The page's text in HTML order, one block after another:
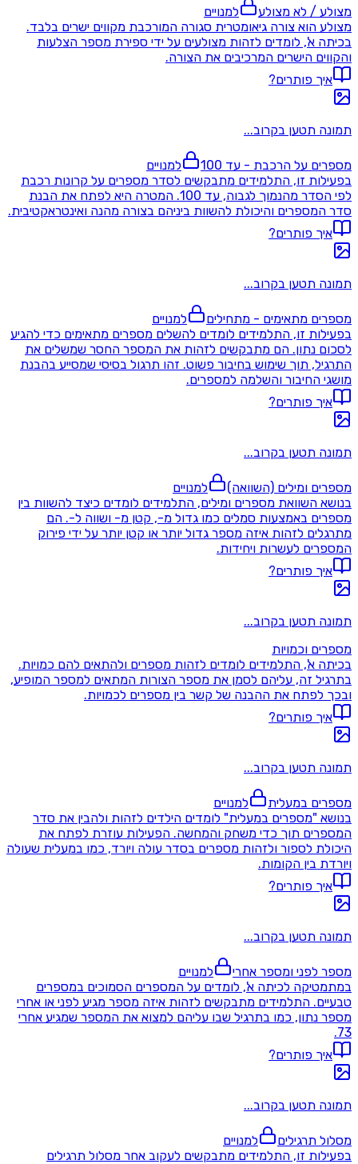
מצולע / לא מצולע
למנויים
מצולע הוא צורה גיאומטרית סגורה המורכבת מקווים ישרים בלבד.
בכיתה א', לומדים לזהות מצולעים על ידי ספירת מספר הצלעות
והקווים הישרים המרכיבים את הצורה.
איך פותרים?
תמונה תטען בקרוב...
מספרים על הרכבת - עד 100
למנויים
בפעילות זו, התלמידים מתבקשים לסדר מספרים על קרונות רכבת
לפי הסדר מהנמוך לגבוה, עד 100. המטרה היא לפתח את הבנת
סדר המספרים והיכולת להשוות ביניהם בצורה מהנה ואינטראקטיבית.
איך פותרים?
תמונה תטען בקרוב...
מספרים מתאימים - מתחילים
למנויים
בפעילות זו, התלמידים לומדים להשלים מספרים מתאימים כדי להגיע
לסכום נתון. הם מתבקשים לזהות את המספר החסר שמשלים את
התרגיל, תוך שימוש בחיבור פשוט. זהו תרגול בסיסי שמסייע בהבנת
מושגי החיבור והשלמה למספרים.
איך פותרים?
תמונה תטען בקרוב...
מספרים ומילים (השוואה)
למנויים
בנושא השוואת מספרים ומילים, התלמידים לומדים כיצד להשוות בין
מספרים באמצעות סמלים כמו גדול מ-, קטן מ- ושווה ל-. הם
מתרגלים לזהות איזה מספר גדול יותר או קטן יותר על ידי פירוק
המספרים לעשרות ויחידות.
איך פותרים?
תמונה תטען בקרוב...
מספרים וכמויות
בכיתה א', התלמידים לומדים לזהות מספרים ולהתאים להם כמויות.
בתרגיל זה, עליהם לסמן את מספר הצורות המתאים למספר המופיע,
ובכך לפתח את ההבנה של קשר בין מספרים לכמויות.
איך פותרים?
תמונה תטען בקרוב...
מספרים במעלית
למנויים
בנושא "מספרים במעלית" לומדים הילדים לזהות ולהבין את סדר
המספרים תוך כדי משחק והמחשה. הפעילות עוזרת לפתח את
היכולת לספור ולזהות מספרים בסדר עולה ויורד, כמו במעלית שעולה
ויורדת בין הקומות.
איך פותרים?
תמונה תטען בקרוב...
מספר לפני ומספר אחרי
למנויים
במתמטיקה לכיתה א', לומדים על המספרים הסמוכים במספרים
טבעיים. התלמידים מתבקשים לזהות איזה מספר מגיע לפני או אחרי
מספר נתון, כמו בתרגיל שבו עליהם למצוא את המספר שמגיע אחרי
73.
איך פותרים?
תמונה תטען בקרוב...
מסלול תרגילים
למנויים
בפעילות זו, התלמידים מתבקשים לעקוב אחר מסלול תרגילים